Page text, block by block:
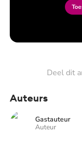
Deel dit
Auteurs
Gastauteur
Auteur